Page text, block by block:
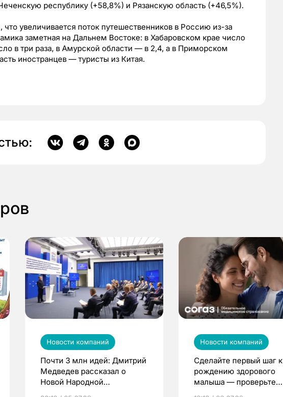
республику (+58,8%) и Рязанскую область (+46,5%).
увеличивается поток путешественников в Россию из-за
заметная на Дальнем Востоке: в Хабаровском крае число
в три раза, в Амурской области — в 2,4, а в Приморском
иностранцев — туристы из Китая.
Новости компаний
Почти 3 млн идей: Дмитрий
Медведев рассказал о
Новой Народной
Новости компаний
Сделайте первый шаг к
рождению здорового
малыша — проверьте